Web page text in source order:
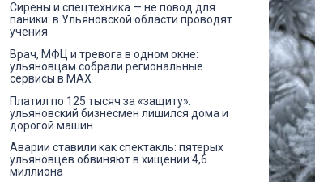
Сирены и спецтехника — не повод для
паники: в Ульяновской области проводят
учения
Врач, МФЦ и тревога в одном окне:
ульяновцам собрали региональные
сервисы в MAX
Платил по 125 тысяч за «защиту»:
ульяновский бизнесмен лишился дома и
дорогой машин
Аварии ставили как спектакль: пятерых
ульяновцев обвиняют в хищении 4,6
миллиона